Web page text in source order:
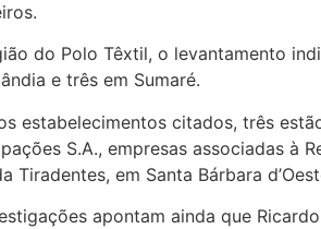
do Polo Têxtil, o levantamento
e três em Sumaré.
estabelecimentos citados, três
S.A., empresas associadas à
Tiradentes, em Santa Bárbara
apontam ainda que